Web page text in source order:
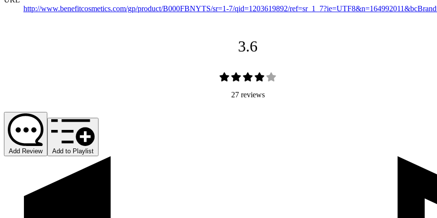
http://www.benefitcosmetics.com/gp/product/B000FBNYTS/sr=1-7/qid=1203619892/
3.6
27 reviews
Add Review Add to Playlist